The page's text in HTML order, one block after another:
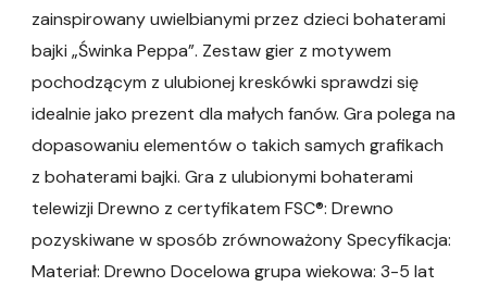
zainspirowany uwielbianymi przez dzieci bohaterami
bajki „Świnka Peppa”. Zestaw gier z motywem
pochodzącym z ulubionej kreskówki sprawdzi się
idealnie jako prezent dla małych fanów. Gra polega na
dopasowaniu elementów o takich samych grafikach
z bohaterami bajki. Gra z ulubionymi bohaterami
telewizji Drewno z certyfikatem FSC®: Drewno
pozyskiwane w sposób zrównoważony Specyfikacja:
Materiał: Drewno Docelowa grupa wiekowa: 3-5 lat